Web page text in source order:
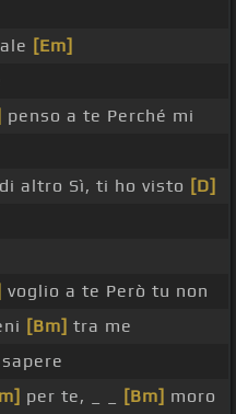
[Em]
penso a te Perché mi
altro Sì, ti ho visto [D]
voglio a te Però tu non
[Bm] tra me
per te, _ _ [Bm] moro